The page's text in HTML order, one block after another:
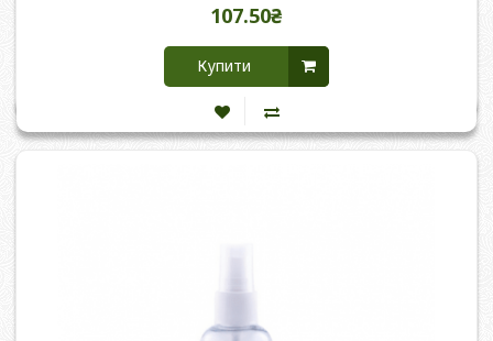
107.50₴
Купити